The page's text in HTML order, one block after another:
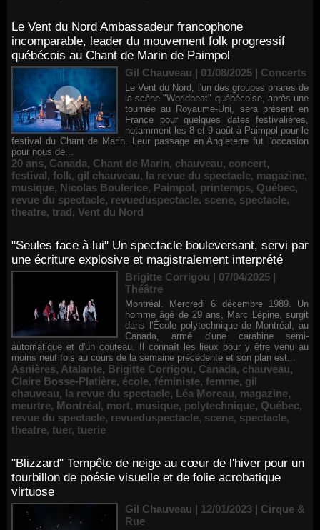
Le Vent du Nord Ambassadeur francophone
incomparable, leader du mouvement folk progressif
québécois au Chant de Marin de Paimpol
Gil Chauveau | 01/08/2025 | Concerts
Le Vent du Nord, l'un des groupes phares de
la scène "Worldbeat" québécoise, après une
tournée au Royaume-Uni, sera présent en
France pour quelques dates festivalières,
notamment les 8 et 9 août à Paimpol pour le
festival du Chant de Marin. Leur passage en Angleterre fut l'occasion
pour nous de...
20 ans, Canada, Chant de Marin, chauveau, concert,
festival, folk, gil chauveau, la revue du spectacle, magazine,
musique, Nicolas Boulerice, Paimpol, printemps, Québec,
revue du spectacle, revueduspectacle, scene, spectacle,
theatre, trad, Vent du Nord
"Seules face à lui" Un spectacle bouleversant, servi par
une écriture explosive et magistralement interprété
Brigitte Corrigou | 07/04/2025 |
Théâtre
Montréal. Mercredi 6 décembre 1989. Un
homme âgé de 29 ans, Marc Lépine, surgit
dans l'École polytechnique de Montréal, au
Canada, armé d'une carabine semi-
automatique et d'un couteau. Il connaît les lieux pour y être venu au
moins neuf fois au cours de la semaine précédente et son plan est...
Asnières, Atalante, Brigitte Corrigou, Canada, chauveau,
Claire Bosse-Platière, école, féministe, femme, gil
chauveau, la revue du spectacle, Léa Moreau, magazine,
meurtre, Montréal, mort, musique, polytechnique, Québec,
revue du spectacle, revueduspectacle, scene, spectacle,
theatre, tuer, tuerie
"Blizzard" Tempête de neige au cœur de l'hiver pour un
tourbillon de poésie visuelle et de folie acrobatique
virtuose
Gil Chauveau | 12/01/2023 | Cirque &
Rue